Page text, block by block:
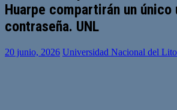
Huarpe compartirán un único
contraseña. UNL
20 junio, 2026 Universidad Nacional del